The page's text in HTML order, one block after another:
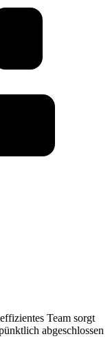
Team sorgt
abgeschlossen